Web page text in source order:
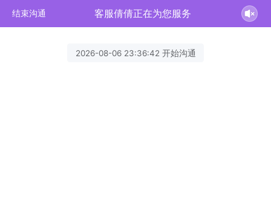
结束沟通 客服倩倩正在为您服务
2026-08-06 23:36:42 开始沟通